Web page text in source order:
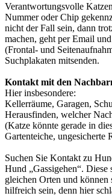
Verantwortungsvolle
Nummer oder Chip
nicht der Fall sein, dann
machen, geht per Email
(Frontal- und
Suchplakaten mitsenden.
Kontakt mit den
Hier insbesondere:
Kellerräume, Garagen,
Herausfinden, welcher
(Katze könnte gerade in
Gartenteiche, ungesicherte
Suchen Sie Kontakt zu
Hund „Gassigehen“.
gleichen Orten und
hilfreich sein, denn hier